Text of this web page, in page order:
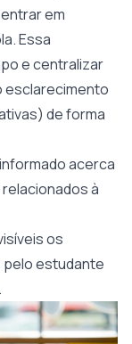
em
Essa
e centralizar
esclarecimento
de forma
acerca
à
os
estudante